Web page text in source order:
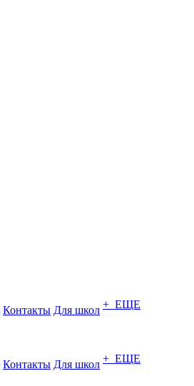
Контакты Для школ + ЕЩЕ
Контакты Для школ + ЕЩЕ